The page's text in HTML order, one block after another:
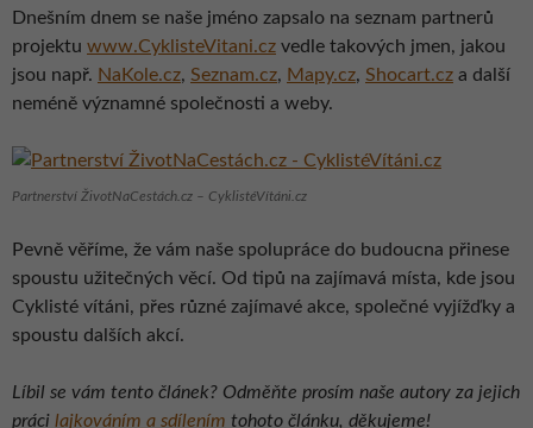
Dnešním dnem se naše jméno zapsalo na seznam partnerů
projektu www.CyklisteVitani.cz vedle takových jmen, jakou
jsou např. NaKole.cz, Seznam.cz, Mapy.cz, Shocart.cz a další
neméně významné společnosti a weby.
Partnerství ŽivotNaCestách.cz – CyklistéVítáni.cz
Pevně věříme, že vám naše spolupráce do budoucna přinese
spoustu užitečných věcí. Od tipů na zajímavá místa, kde jsou
Cyklisté vítáni, přes různé zajímavé akce, společné vyjížďky a
spoustu dalších akcí.
Líbil se vám tento článek? Odměňte prosím naše autory za jejich
práci lajkováním a sdílením tohoto článku, děkujeme!